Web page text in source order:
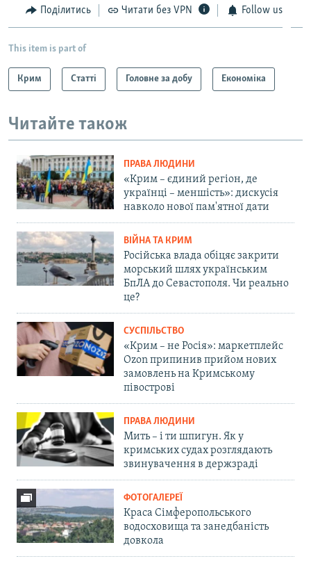
Поділитись Читати без VPN Follow us
This item is part of
Крим Статті Головне за добу Економіка
Читайте також
ПРАВА ЛЮДИНИ
«Крим – єдиний регіон, де
українці – меншість»: дискусія
навколо нової пам'ятної дати
ВІЙНА ТА КРИМ
Російська влада обіцяє закрити
морський шлях українським
БпЛА до Севастополя. Чи реально
це?
СУСПІЛЬСТВО
«Крим – не Росія»: маркетплейс
Ozon припинив прийом нових
замовлень на Кримському
півострові
ПРАВА ЛЮДИНИ
Мить – і ти шпигун. Як у
кримських судах розглядають
звинувачення в держзраді
ФОТОГАЛЕРЕЇ
Краса Сімферопольського
водосховища та занедбаність
довкола